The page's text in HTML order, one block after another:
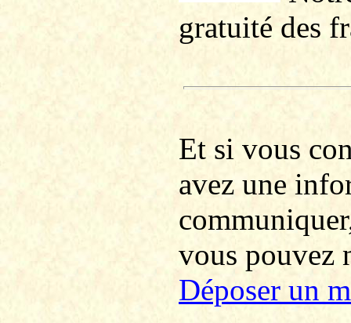
gratuité des
Et si vous
avez une
vous pouvez
Déposer un